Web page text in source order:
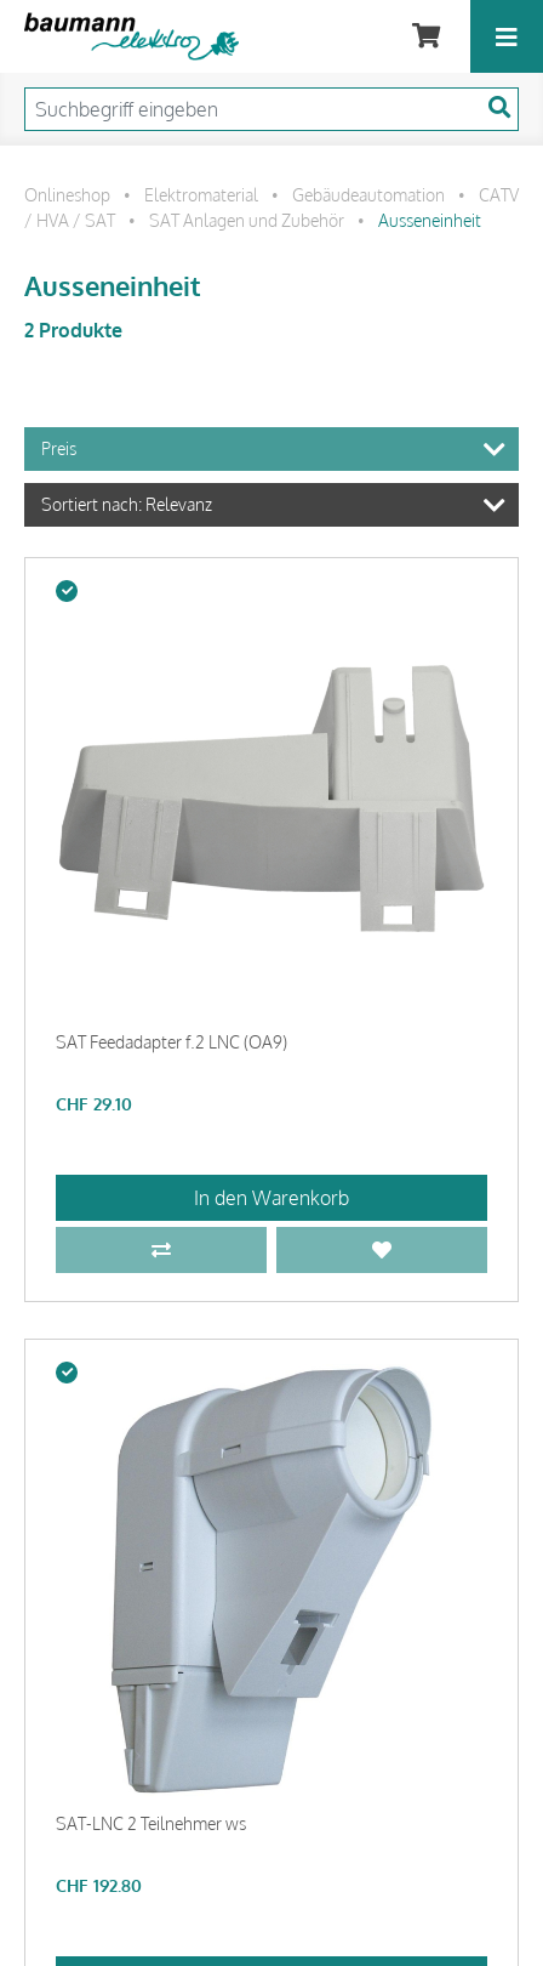
Onlineshop • Elektromaterial • Gebäudeautomation •
CATV
/ HVA / SAT
• SAT Anlagen und Zubehör • Ausseneinheit
Ausseneinheit
2 Produkte
Preis
Sortiert nach: Relevanz
SAT Feedadapter f.2 LNC (OA9)
CHF 29.10
In den Warenkorb
SAT-LNC 2 Teilnehmer ws
CHF 192.80